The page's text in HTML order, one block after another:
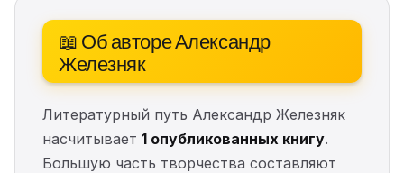
📖 Об авторе Александр
Железняк
Литературный путь Александр Железняк
насчитывает 1 опубликованных книгу.
Большую часть творчества составляют